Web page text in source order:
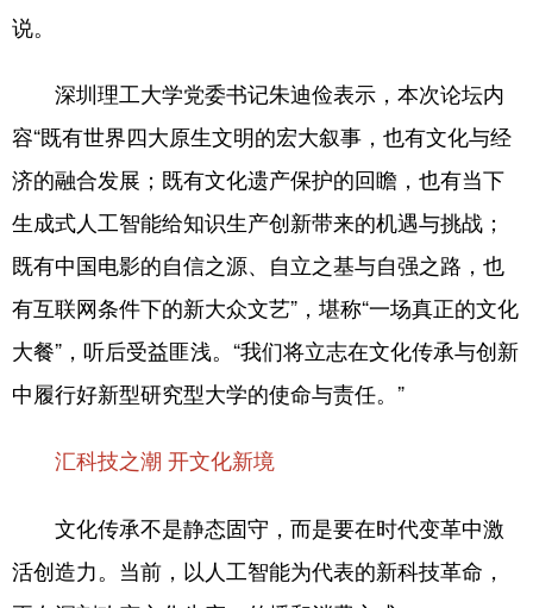
说。
深圳理工大学党委书记朱迪俭表示，本次论坛内
容“既有世界四大原生文明的宏大叙事，也有文化与经
济的融合发展；既有文化遗产保护的回瞻，也有当下
生成式人工智能给知识生产创新带来的机遇与挑战；
既有中国电影的自信之源、自立之基与自强之路，也
有互联网条件下的新大众文艺”，堪称“一场真正的文化
大餐”，听后受益匪浅。“我们将立志在文化传承与创新
中履行好新型研究型大学的使命与责任。”
汇科技之潮 开文化新境
文化传承不是静态固守，而是要在时代变革中激
活创造力。当前，以人工智能为代表的新科技革命，